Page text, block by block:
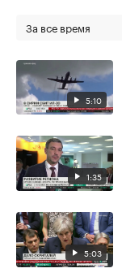
За все время
5:10
1:35
5:03